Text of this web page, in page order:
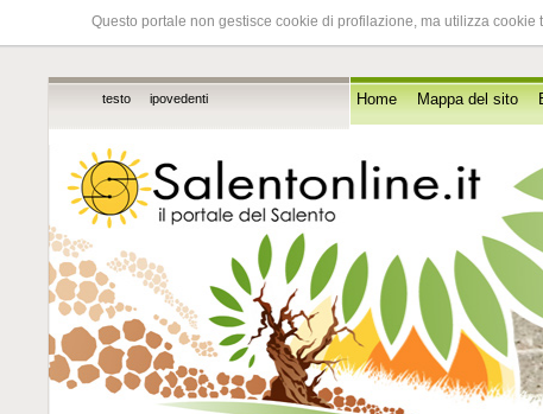
Questo portale non gestisce cookie di profilazione, ma utilizza
testo ipovedenti Home Mappa del sito